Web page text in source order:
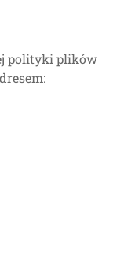
polityki plików